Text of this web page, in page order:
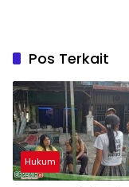
Pos Terkait
Hukum